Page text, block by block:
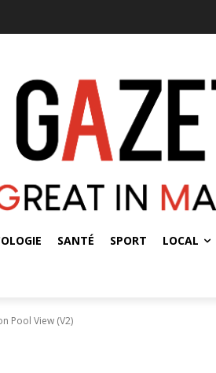
SANTÉ SPORT LOCAL
Pool View (V2)